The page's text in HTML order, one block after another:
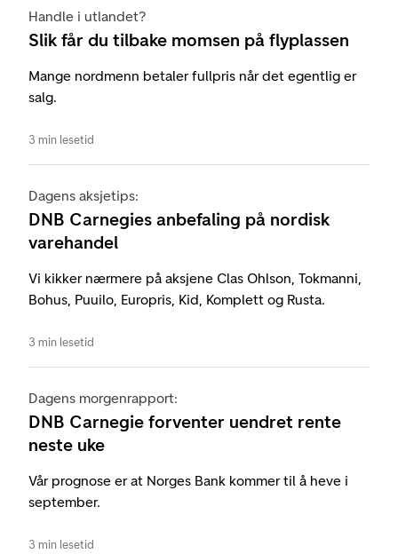
Handle i utlandet?
Slik får du tilbake momsen på flyplassen
Mange nordmenn betaler fullpris når det egentlig er
salg.
3 min lesetid
Dagens aksjetips:
DNB Carnegies anbefaling på nordisk
varehandel
Vi kikker nærmere på aksjene Clas Ohlson, Tokmanni,
Bohus, Puuilo, Europris, Kid, Komplett og Rusta.
3 min lesetid
Dagens morgenrapport:
DNB Carnegie forventer uendret rente
neste uke
Vår prognose er at Norges Bank kommer til å heve i
september.
3 min lesetid